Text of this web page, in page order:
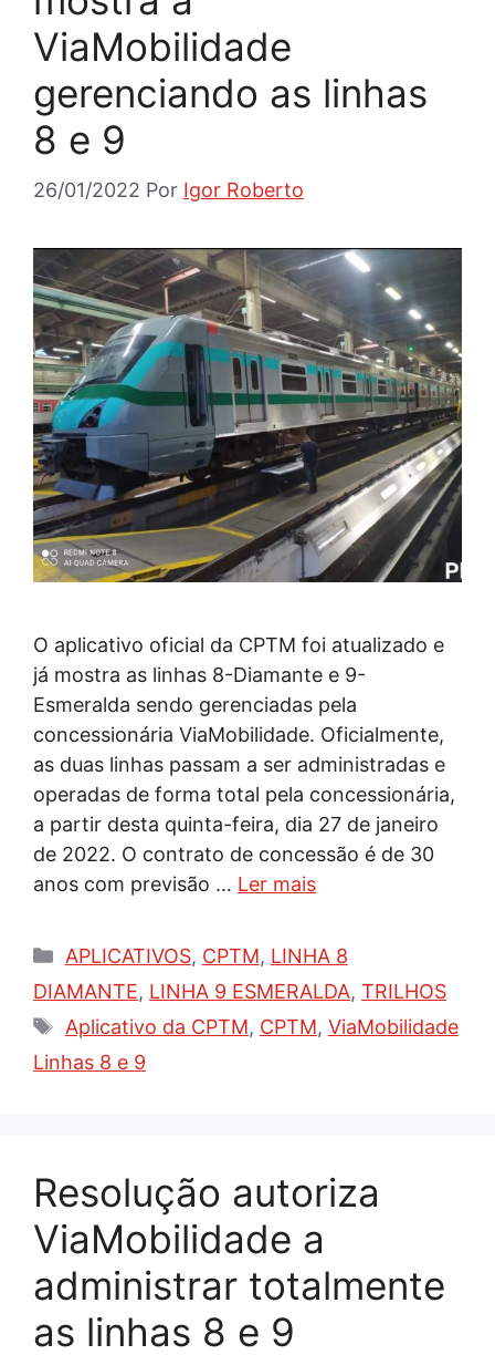
ViaMobilidade
gerenciando as linhas
8 e 9
26/01/2022 Por Igor Roberto
O aplicativo oficial da CPTM foi atualizado e
já mostra as linhas 8-Diamante e 9-
Esmeralda sendo gerenciadas pela
concessionária ViaMobilidade. Oficialmente,
as duas linhas passam a ser administradas e
operadas de forma total pela concessionária,
a partir desta quinta-feira, dia 27 de janeiro
de 2022. O contrato de concessão é de 30
anos com previsão … Ler mais
Categorias
APLICATIVOS, CPTM, LINHA 8
DIAMANTE, LINHA 9 ESMERALDA, TRILHOS
Tags
Aplicativo da CPTM, CPTM, ViaMobilidade
Linhas 8 e 9
Resolução autoriza
ViaMobilidade a
administrar totalmente
as linhas 8 e 9